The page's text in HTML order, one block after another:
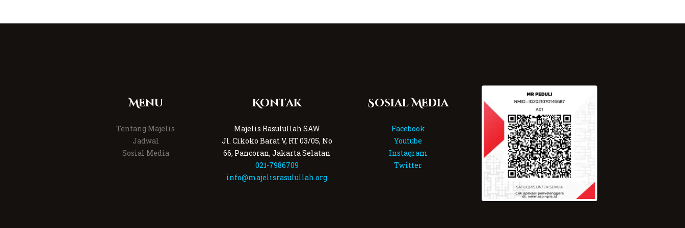
Menu
Tentang Majelis
Jadwal
Sosial Media
Kontak
Majelis Rasulullah SAW
Jl. Cikoko Barat V, RT 03/05, No
66, Pancoran, Jakarta Selatan
021-7986709
info@majelisrasulullah.org
Sosial Media
Facebook
Youtube
Instagram
Twitter